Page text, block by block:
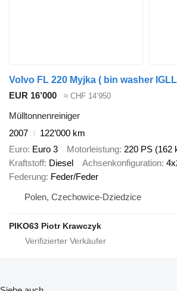
EUR 16’000 ≈ CHF 14’950
Mülltonnenreiniger
2007
122’000 km
Euro Euro 3 Motorleistung 220 PS (162
Kraftstoff Diesel Achsenkonfiguration
Federung Feder/Feder
Polen, Czechowice-Dziedzice
PIKO63 Piotr Krawczyk